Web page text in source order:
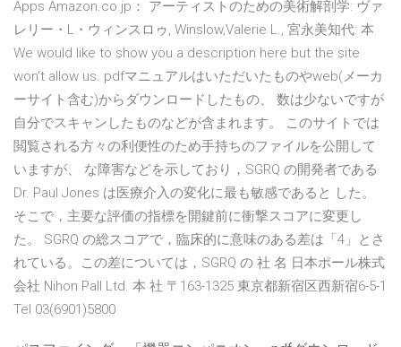
Apps Amazon.co.jp： アーティストのための美術解剖学: ヴァ
レリー・L・ウィンスロゥ, Winslow,Valerie L., 宮永美知代: 本
We would like to show you a description here but the site
won’t allow us. pdfマニュアルはいただいたものやweb(メーカ
ーサイト含む)からダウンロードしたもの、 数は少ないですが
自分でスキャンしたものなどが含まれます。 このサイトでは
閲覧される方々の利便性のため手持ちのファイルを公開して
いますが、 な障害などを示しており，SGRQ の開発者である
Dr. Paul Jones は医療介入の変化に最も敏感であると した。
そこで，主要な評価の指標を開鍵前に衝撃スコアに変更し
た。 SGRQ の総スコアで，臨床的に意味のある差は「4」とさ
れている。この差については，SGRQ の 社 名 日本ポール株式
会社 Nihon Pall Ltd. 本 社 〒163-1325 東京都新宿区西新宿6-5-1
Tel 03(6901)5800